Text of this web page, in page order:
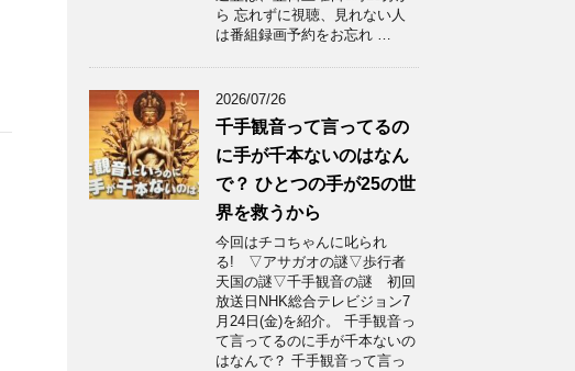
ら 忘れずに視聴、見れない人
は番組録画予約をお忘れ …
2026/07/26
千手観音って言ってるの
に手が千本ないのはなん
で？ ひとつの手が25の世
界を救うから
今回はチコちゃんに叱られ
る! ▽アサガオの謎▽歩行者
天国の謎▽千手観音の謎 初回
放送日NHK総合テレビジョン7
月24日(金)を紹介。 千手観音っ
て言ってるのに手が千本ないの
はなんで？ 千手観音って言っ